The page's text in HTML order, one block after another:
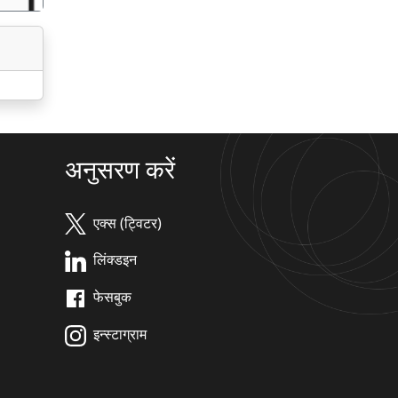
अनुसरण करें
एक्स (ट्विटर)
लिंक्डइन
फेसबुक
इन्स्टाग्राम